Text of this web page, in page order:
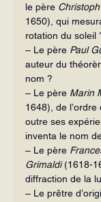
le père
1650), qui
rotation du soleil
– Le père Paul
auteur du
nom ?
– Le père Marin
1648), de l’ordre
outre ses
inventa le nom
– Le père
Grimaldi (1618-
diffraction de la
– Le prêtre